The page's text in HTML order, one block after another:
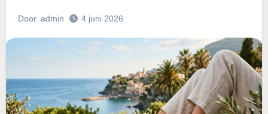
Door admin 4 juni 2026